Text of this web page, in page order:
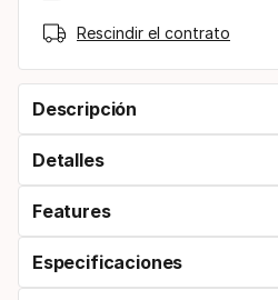
Rescindir el contrato
Descripción
Detalles
Features
Especificaciones